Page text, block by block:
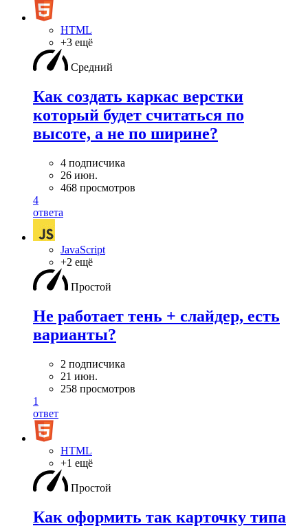
HTML
+3 ещё
Средний
Как создать каркас верстки
который будет считаться по
высоте, а не по ширине?
4 подписчика
26 июн.
468 просмотров
4
ответа
JavaScript
+2 ещё
Простой
Не работает тень + слайдер, есть
варианты?
2 подписчика
21 июн.
258 просмотров
1
ответ
HTML
+1 ещё
Простой
Как оформить так карточку типа